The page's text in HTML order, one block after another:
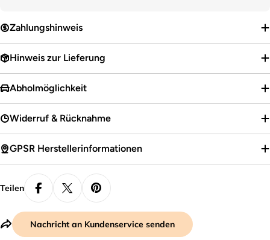
Zahlungshinweis
Hinweis zur Lieferung
Abholmöglichkeit
Widerruf & Rücknahme
GPSR Herstellerinformationen
Teilen
Nachricht an Kundenservice senden